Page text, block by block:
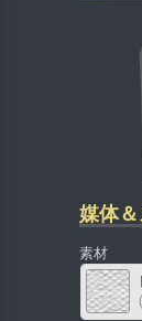
媒体
素材